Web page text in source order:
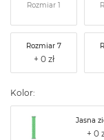
Rozmiar 1
Rozmiar 7
Kolor:
Jasna